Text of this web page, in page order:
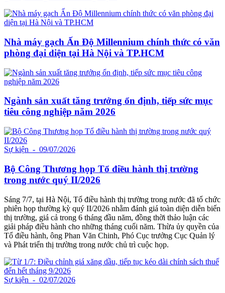
Nhà máy gạch Ấn Độ Millennium chính thức có văn
phòng đại diện tại Hà Nội và TP.HCM
Ngành sản xuất tăng trưởng ổn định, tiếp sức mục
tiêu công nghiệp năm 2026
Sự kiện - 09/07/2026
Bộ Công Thương họp Tổ điều hành thị trường
trong nước quý II/2026
Sáng 7/7, tại Hà Nội, Tổ điều hành thị trường trong nước đã tổ chức
phiên họp thường kỳ quý II/2026 nhằm đánh giá toàn diện diễn biến
thị trường, giá cả trong 6 tháng đầu năm, đồng thời thảo luận các
giải pháp điều hành cho những tháng cuối năm. Thừa ủy quyền của
Tổ điều hành, ông Phan Văn Chinh, Phó Cục trưởng Cục Quản lý
và Phát triển thị trường trong nước chủ trì cuộc họp.
Sự kiện - 02/07/2026